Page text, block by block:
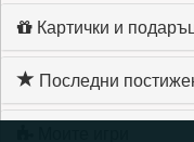
Картички и
Последни